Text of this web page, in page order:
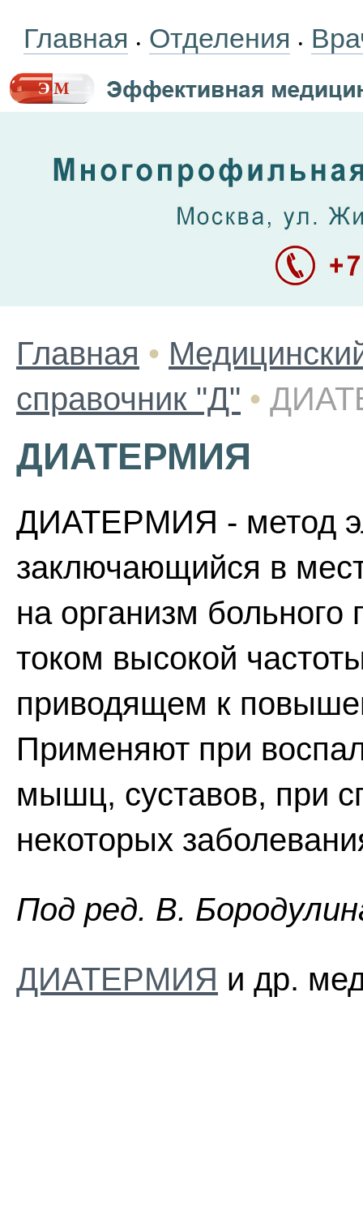
Главная • Отделения •
Главная •
справочник "Д" •
ДИАТЕРМИЯ
ДИАТЕРМИЯ - метод
заключающийся в
на организм
током высокой
приводящем к
Применяют при
мышц, суставов, при
некоторых
Пoд peд. B.
ДИАТЕРМИЯ и др.